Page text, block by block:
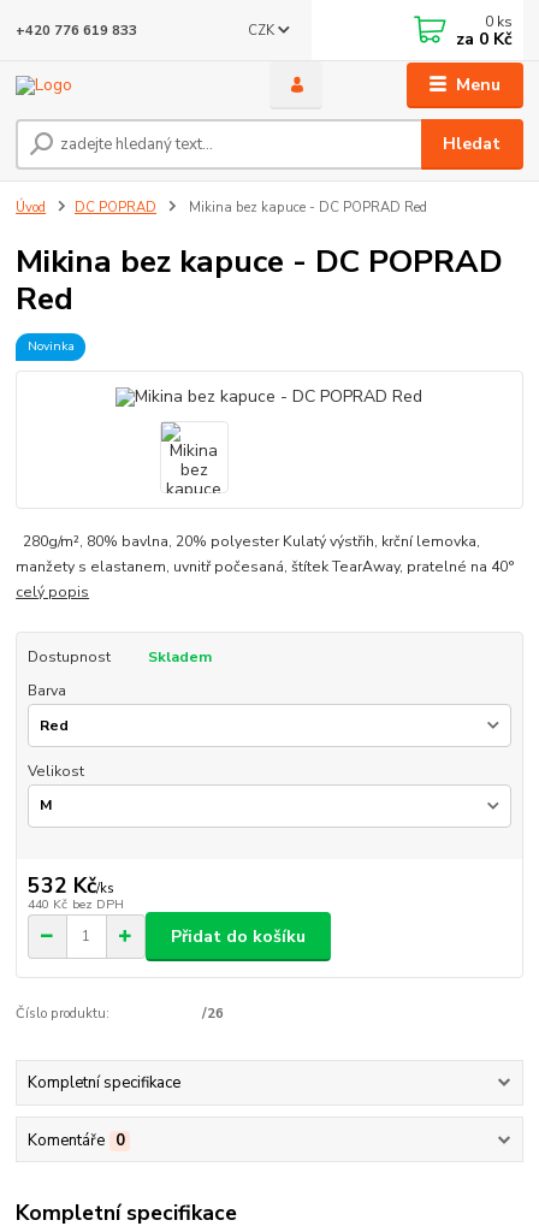
Menu
CZK
Hledat
+420 776 619 833 0 ks
za 0 Kč
Úvod DC POPRAD Mikina bez kapuce - DC POPRAD Red
Mikina bez kapuce - DC POPRAD
Red
Novinka
280g/m², 80% bavlna, 20% polyester Kulatý výstřih, krční lemovka,
manžety s elastanem, uvnitř počesaná, štítek TearAway, pratelné na 40°
celý popis
Dostupnost
Skladem
Barva
Velikost
532 Kč/ks
440 Kč bez DPH
Přidat do košíku
Číslo produktu: /26
Kompletní specifikace
Komentáře 0
Kompletní specifikace